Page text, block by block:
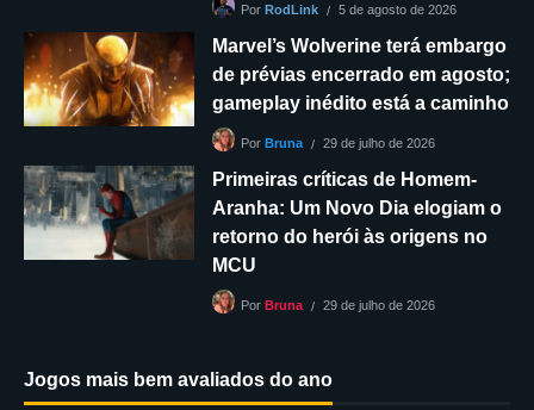
Por RodLink 5 de agosto de 2026
Marvel’s Wolverine terá embargo
de prévias encerrado em agosto;
gameplay inédito está a caminho
Por Bruna 29 de julho de 2026
Primeiras críticas de Homem-
Aranha: Um Novo Dia elogiam o
retorno do herói às origens no
MCU
Por Bruna 29 de julho de 2026
Jogos mais bem avaliados do ano